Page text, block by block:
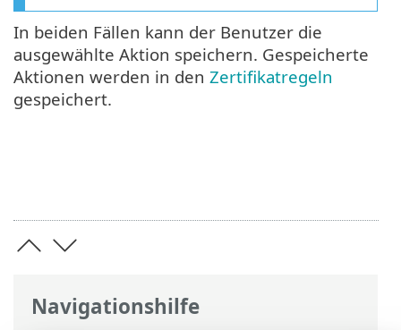
Navigationshilfe
In beiden Fällen kann der Benutzer die
ausgewählte Aktion speichern. Gespeicherte
Aktionen werden in den Zertifikatregeln
gespeichert.